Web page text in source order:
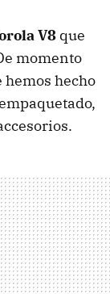
V8 que
momento
hemos hecho